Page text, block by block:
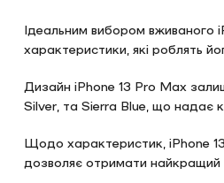
Ідеальним вибором вживаного
характеристики, які роблять
Дизайн iPhone 13 Pro Max
Silver, та Sierra Blue, що надає
Щодо характеристик, iPhone
дозволяє отримати найкращий